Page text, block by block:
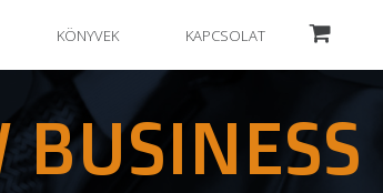
KÖNYVEK KAPCSOLAT